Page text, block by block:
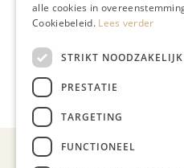
Meer artikelen over:
Gastronomie
alle cookies in
Cookiebeleid. Lees verder
STRIKT NOODZAKELIJK
PRESTATIE
TARGETING
FUNCTIONEEL